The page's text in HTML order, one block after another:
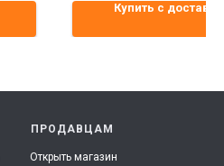
Купить с
ПРОДАВЦАМ
Открыть магазин